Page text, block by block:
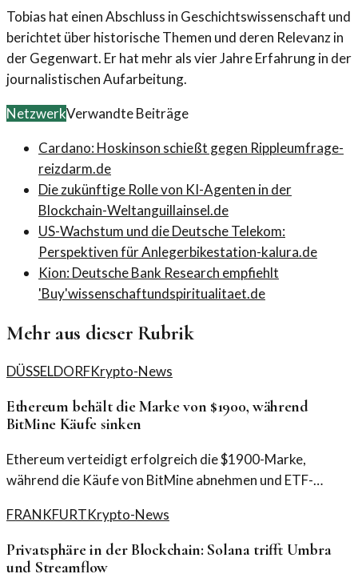
Tobias hat einen Abschluss in Geschichtswissenschaft und
berichtet über historische Themen und deren Relevanz in
der Gegenwart. Er hat mehr als vier Jahre Erfahrung in der
journalistischen Aufarbeitung.
NetzwerkVerwandte Beiträge
Cardano: Hoskinson schießt gegen Rippleumfrage-
reizdarm.de
Die zukünftige Rolle von KI-Agenten in der
Blockchain-Weltanguillainsel.de
US-Wachstum und die Deutsche Telekom:
Perspektiven für Anlegerbikestation-kalura.de
Kion: Deutsche Bank Research empfiehlt
'Buy'wissenschaftundspiritualitaet.de
Mehr aus dieser Rubrik
DÜSSELDORFKrypto-News
Ethereum behält die Marke von $1900, während
BitMine Käufe sinken
Ethereum verteidigt erfolgreich die $1900-Marke,
während die Käufe von BitMine abnehmen und ETF-
Entwicklungen?
FRANKFURTKrypto-News
Privatsphäre in der Blockchain: Solana trifft Umbra
und Streamflow